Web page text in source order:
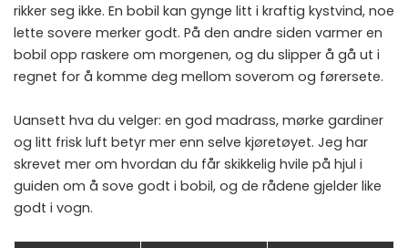
rikker seg ikke. En bobil kan gynge litt i kraftig kystvind, noe
lette sovere merker godt. På den andre siden varmer en
bobil opp raskere om morgenen, og du slipper å gå ut i
regnet for å komme deg mellom soverom og førersete.
Uansett hva du velger: en god madrass, mørke gardiner
og litt frisk luft betyr mer enn selve kjøretøyet. Jeg har
skrevet mer om hvordan du får skikkelig hvile på hjul i
guiden om å sove godt i bobil, og de rådene gjelder like
godt i vogn.